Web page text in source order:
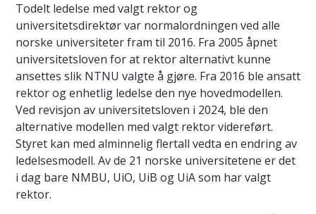
Todelt ledelse med valgt rektor og
universitetsdirektør var normalordningen ved alle
norske universiteter fram til 2016. Fra 2005 åpnet
universitetsloven for at rektor alternativt kunne
ansettes slik NTNU valgte å gjøre. Fra 2016 ble ansatt
rektor og enhetlig ledelse den nye hovedmodellen.
Ved revisjon av universitetsloven i 2024, ble den
alternative modellen med valgt rektor videreført.
Styret kan med alminnelig flertall vedta en endring av
ledelsesmodell. Av de 21 norske universitetene er det
i dag bare NMBU, UiO, UiB og UiA som har valgt
rektor.